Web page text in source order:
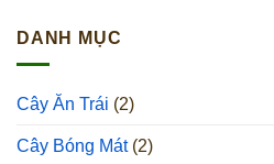
DANH MỤC
Cây Ăn Trái (2)
Cây Bóng Mát(2)